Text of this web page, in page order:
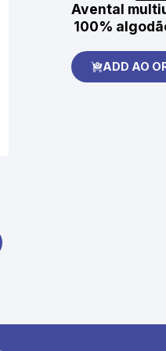
Avental
100%
ADD AO